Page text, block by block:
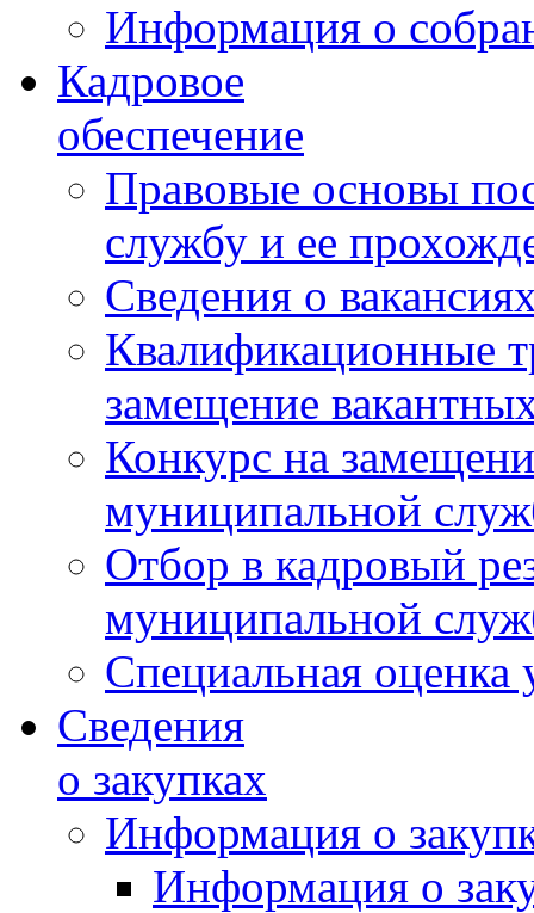
Информация о
Кадровое
обеспечение
Правовые основы
службу и ее
Сведения о
Квалификационные
замещение
Конкурс на
муниципальной
Отбор в кадровый
муниципальной
Специальная оценка
Сведения
о закупках
Информация о
Информация о